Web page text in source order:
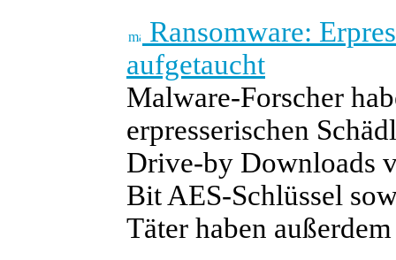
Ransomware:
aufgetaucht
Malware-Forscher
erpresserischen
Drive-by Downloads
Bit AES-Schlüssel
Täter haben